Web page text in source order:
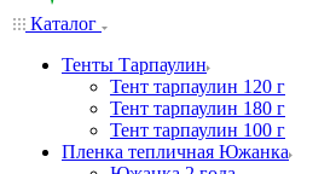
Каталог
Тенты Тарпаулин
Тент тарпаулин 120 г
Тент тарпаулин 180 г
Тент тарпаулин 100 г
Пленка тепличная Южанка